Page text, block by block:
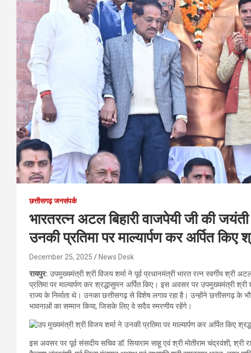
छत्तीसगढ़ जनसंपर्क
भारतरत्न अटल बिहारी वाजपेयी जी की
उनकी प्रतिमा पर माल्यार्पण कर अर्पित किए
December 25, 2025 News Desk
रायपुर: उपमुख्यमंत्री श्री विजय शर्मा ने पूर्व प्रधानमंत्री भारत रत्न स्वर्गीय
प्रतिमा पर माल्यार्पण कर श्रद्धासुमन अर्पित किए। इस अवसर पर उपमुख्यमंत्री श्री
राज्य के निर्माता थे। उनका छत्तीसगढ़ से विशेष लगाव रहा है। उन्होंने छत्तीसगढ़ के
भावनाओं का सम्मान किया, जिसके लिए वे सदैव स्मरणीय रहेंगे।
इस अवसर पर पूर्व संसदीय सचिव डॉ. सियाराम साहू एवं श्री मोतीराम चंद्रवंशी, श्री